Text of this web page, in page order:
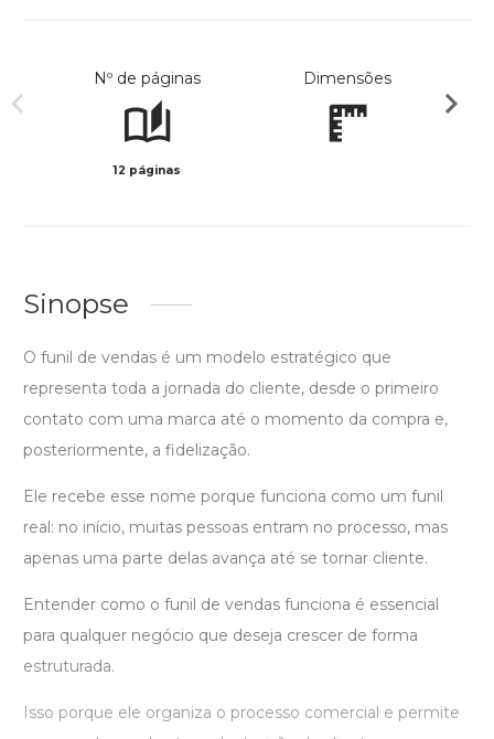
Nº de páginas
12 páginas
Dimensões
Sinopse
O funil de vendas é um modelo estratégico que
representa toda a jornada do cliente, desde o primeiro
contato com uma marca até o momento da compra e,
posteriormente, a fidelização.
Ele recebe esse nome porque funciona como um funil
real: no início, muitas pessoas entram no processo, mas
apenas uma parte delas avança até se tornar cliente.
Entender como o funil de vendas funciona é essencial
para qualquer negócio que deseja crescer de forma
estruturada.
Isso porque ele organiza o processo comercial e permite